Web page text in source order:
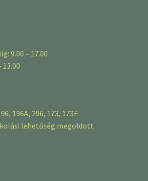
9.00 – 17.00
196A, 296, 173, 173E
lehetőség megoldott